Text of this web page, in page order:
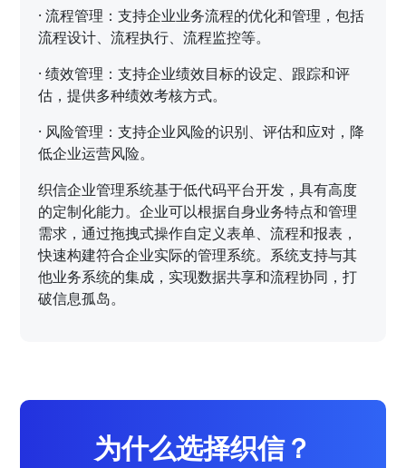
·流程管理：支持企业业务流程的优化和管理，包括
流程设计、流程执行、流程监控等。
·绩效管理：支持企业绩效目标的设定、跟踪和评
估，提供多种绩效考核方式。
· 风险管理：支持企业风险的识别、评估和应对，降
低企业运营风险。
织信企业管理系统基于低代码平台开发，具有高度
的定制化能力。企业可以根据自身业务特点和管理
需求，通过拖拽式操作自定义表单、流程和报表，
快速构建符合企业实际的管理系统。系统支持与其
他业务系统的集成，实现数据共享和流程协同，打
破信息孤岛。
为什么选择织信？